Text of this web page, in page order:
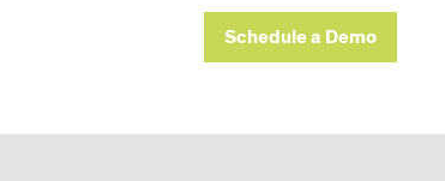
Schedule a Demo